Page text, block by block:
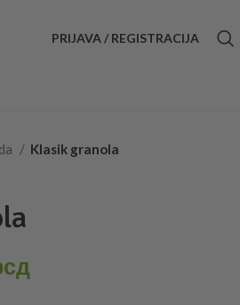
PRIJAVA / REGISTRACIJA
Klasik granola